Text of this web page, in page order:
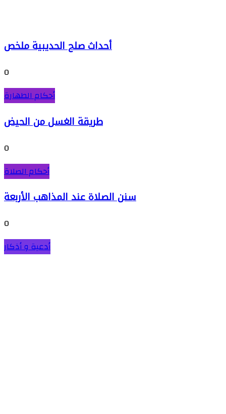
أحداث صلح الحديبية ملخص
0
أحكام الطهارة
طريقة الغسل من الحيض
0
أحكام الصلاة
سنن الصلاة عند المذاهب الأربعة
0
أدعية و أذكار